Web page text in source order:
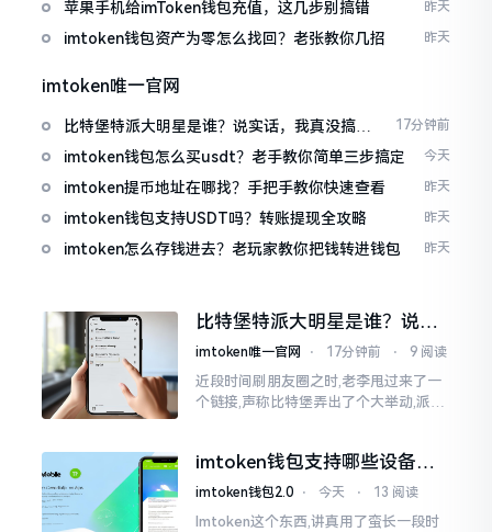
苹果手机给imToken钱包充值，这几步别搞错 昨天
imtoken钱包资产为零怎么找回？老张教你几招 昨天
imtoken唯一官网
比特堡特派大明星是谁？说实话，我真没搞明
白
17分钟前
imtoken钱包怎么买usdt？老手教你简单三步搞定 今天
imtoken提币地址在哪找？手把手教你快速查看 昨天
imtoken钱包支持USDT吗？转账提现全攻略 昨天
imtoken怎么存钱进去？老玩家教你把钱转进钱包 昨天
比特堡特派大明星是谁？说实
话，我真没搞明白
imtoken唯一官网 ⋅ 17分钟前 ⋅ 9 阅读
近段时间刷朋友圈之时,老李甩过来了一
个链接,声称比特堡弄出了个大举动,派遣
磅”、“首发”、“独家”
imtoken钱包支持哪些设备？
手机电脑都能用
imtoken钱包2.0 ⋅ 今天 ⋅ 13 阅读
Imtoken这个东西,讲真用了蛮长一段时